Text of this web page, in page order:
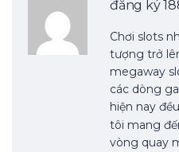
đăng ký
Chơi slots
tượng trở
megaway
các dòng
hiện nay
tôi mang
vòng quay